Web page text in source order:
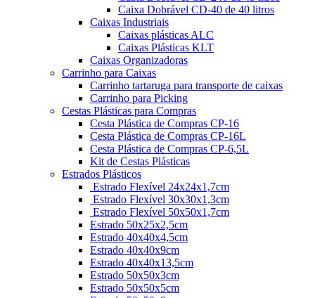
Caixa Dobrável CD-40 de 40 litros
Caixas Industriais
Caixas plásticas ALC
Caixas Plásticas KLT
Caixas Organizadoras
Carrinho para Caixas
Carrinho tartaruga para transporte de caixas
Carrinho para Picking
Cestas Plásticas para Compras
Cesta Plástica de Compras CP-16
Cesta Plástica de Compras CP-16L
Cesta Plástica de Compras CP-6,5L
Kit de Cestas Plásticas
Estrados Plásticos
Estrado Flexível 24x24x1,7cm
Estrado Flexível 30x30x1,3cm
Estrado Flexível 50x50x1,7cm
Estrado 50x25x2,5cm
Estrado 40x40x4,5cm
Estrado 40x40x9cm
Estrado 40x40x13,5cm
Estrado 50x50x3cm
Estrado 50x50x5cm